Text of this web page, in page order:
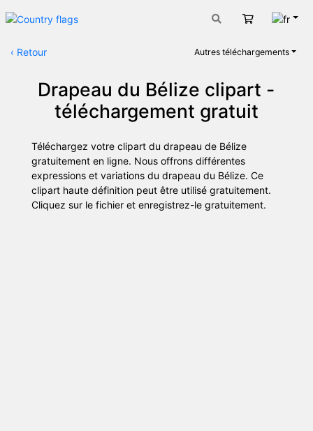
Panier
‹ Retour Autres téléchargements
Drapeau du Bélize clipart -
téléchargement gratuit
Téléchargez votre clipart du drapeau de Bélize
gratuitement en ligne. Nous offrons différentes
expressions et variations du drapeau du Bélize. Ce
clipart haute définition peut être utilisé gratuitement.
Cliquez sur le fichier et enregistrez-le gratuitement.